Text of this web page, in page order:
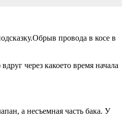
провода в косе в
через какоето время начала
а несъемная часть бака. У